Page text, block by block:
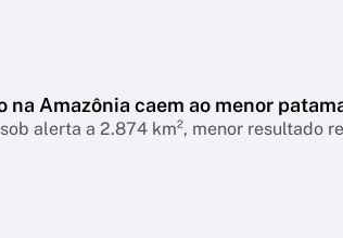
na Amazônia caem ao menor
alerta a 2.874 km², menor resultado